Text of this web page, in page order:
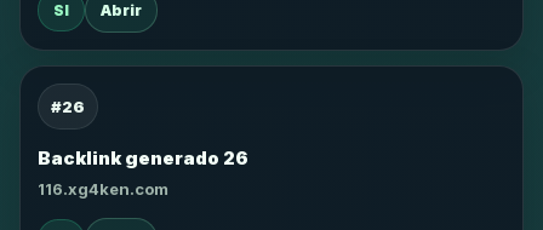
SI Abrir
#26
Backlink generado 26
116.xg4ken.com